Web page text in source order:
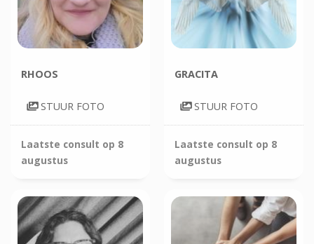
RHOOS
STUUR FOTO
Laatste consult op 8
augustus
GRACITA
STUUR FOTO
Laatste consult op 8
augustus